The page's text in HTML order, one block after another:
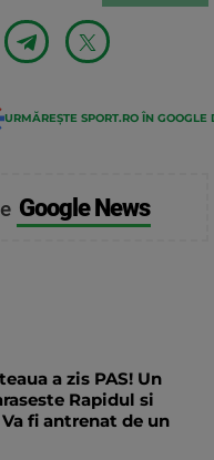
URMĂREȘTE SPORT.RO ÎN GOOGLE
Google News
a zis PAS! Un
Rapidul si
Va fi antrenat de un